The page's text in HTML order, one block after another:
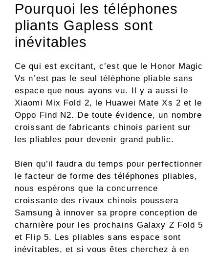
Pourquoi les téléphones
pliants Gapless sont
inévitables
Ce qui est excitant, c’est que le Honor Magic
Vs n’est pas le seul téléphone pliable sans
espace que nous ayons vu. Il y a aussi le
Xiaomi Mix Fold 2, le Huawei Mate Xs 2 et le
Oppo Find N2. De toute évidence, un nombre
croissant de fabricants chinois parient sur
les pliables pour devenir grand public.
Bien qu’il faudra du temps pour perfectionner
le facteur de forme des téléphones pliables,
nous espérons que la concurrence
croissante des rivaux chinois poussera
Samsung à innover sa propre conception de
charnière pour les prochains Galaxy Z Fold 5
et Flip 5. Les pliables sans espace sont
inévitables, et si vous êtes cherchez à en